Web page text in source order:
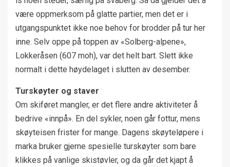
være oppmerksom på glatte partier, men det er i
utgangspunktet ikke noe behov for brodder på tur her
inne. Selv oppe på toppen av «Solberg-alpene»,
Lokkeråsen (607 moh), var det helt bart. Slett ikke
normalt i dette høydelaget i slutten av desember.
Turskøyter og staver
Om skiføret mangler, er det flere andre aktiviteter å
bedrive «innpå». En del sykler, noen går fottur, mens
skøyteisen frister for mange. Dagens skøyteløpere i
marka bruker gjerne spesielle turskøyter som bare
klikkes på vanlige skistøvler, og da går det kjapt å